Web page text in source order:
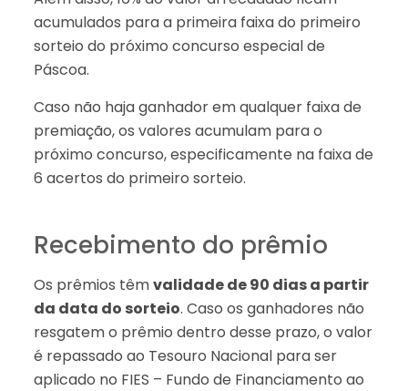
acumulados para a primeira faixa do primeiro
sorteio do próximo concurso especial de
Páscoa.
Caso não haja ganhador em qualquer faixa de
premiação, os valores acumulam para o
próximo concurso, especificamente na faixa de
6 acertos do primeiro sorteio.
Recebimento do prêmio
Os prêmios têmvalidade de 90 dias a partir
da data do sorteio. Caso os ganhadores não
resgatem o prêmio dentro desse prazo, o valor
é repassado ao Tesouro Nacional para ser
aplicado no FIES – Fundo de Financiamento ao